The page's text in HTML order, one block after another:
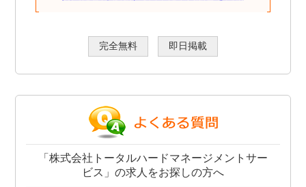
完全無料 即日掲載
「株式会社トータルハードマネージメントサー
ビス」の求人をお探しの方へ